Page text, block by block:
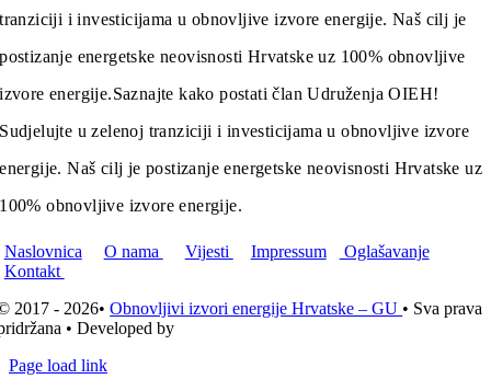
tranziciji i investicijama u obnovljive izvore energije. Naš cilj je
postizanje energetske neovisnosti Hrvatske uz 100% obnovljive
izvore energije.Saznajte kako postati član Udruženja OIEH!
Sudjelujte u zelenoj tranziciji i investicijama u obnovljive izvore
energije. Naš cilj je postizanje energetske neovisnosti Hrvatske uz
100% obnovljive izvore energije.
Naslovnica O nama Vijesti Impressum
Oglašavanje
Kontakt
2017 - 2026•Obnovljivi izvori energije Hrvatske – GU • Sva prava
• Developed by
Page load link